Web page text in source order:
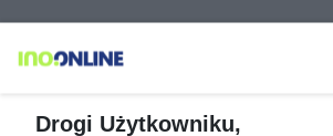
Drogi Użytkowniku,